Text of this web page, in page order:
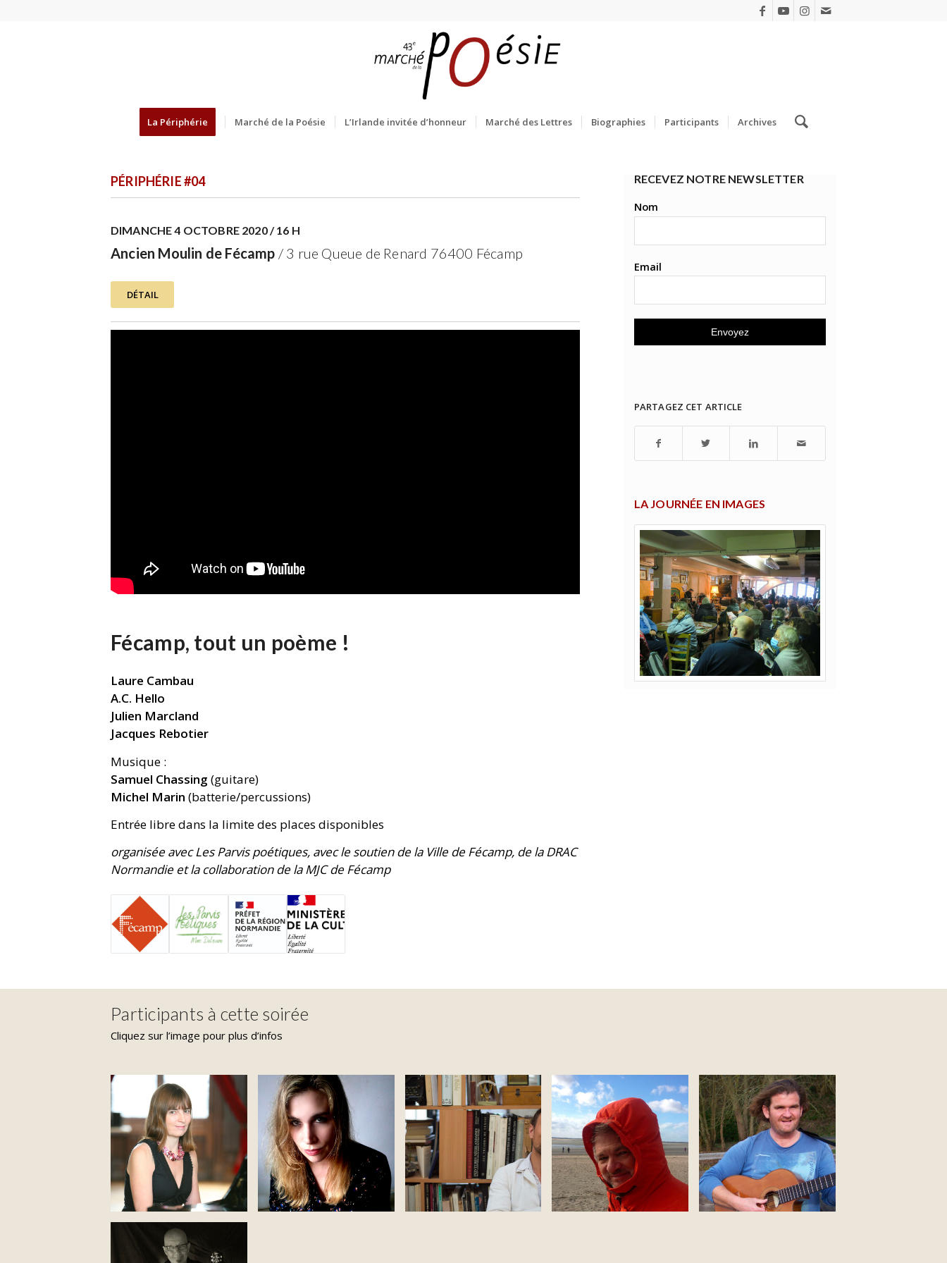
La Périphérie Marché de la Poésie L’Irlande invitée d’honneur Marché des Lettres Biographies Participants Archives
PÉRIPHÉRIE #04
DIMANCHE 4 OCTOBRE 2020 / 16 H
Ancien Moulin de Fécamp / 3 rue Queue de Renard 76400 Fécamp
DÉTAIL
Fécamp, tout un poème !
Laure Cambau
A.C. Hello
Julien Marcland
Jacques Rebotier
Musique :
Samuel Chassing (guitare)
Michel Marin (batterie/percussions)
Entrée libre dans la limite des places disponibles
organisée avec Les Parvis poétiques, avec le soutien de la Ville de Fécamp, de la DRAC
Normandie et la collaboration de la MJC de Fécamp
RECEVEZ NOTRE NEWSLETTER
Nom
Email
PARTAGEZ CET ARTICLE
LA JOURNÉE EN IMAGES
Participants à cette soirée
Cliquez sur l’image pour plus d’infos
Laure Cambau